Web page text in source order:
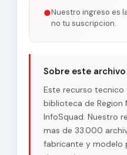
●Nuestro ingreso es
no tu suscripcion.
Sobre este archivo
Este recurso
biblioteca de Region
InfoSquad. Nuestro
mas de 33.000
fabricante y modelo